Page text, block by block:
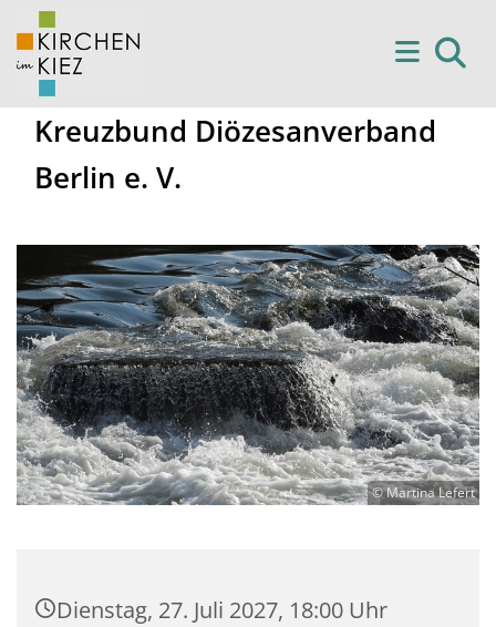
Kreuzbund Diözesanverband
Berlin e. V.
© Martina Lefert
Dienstag, 27. Juli 2027, 18:00 Uhr